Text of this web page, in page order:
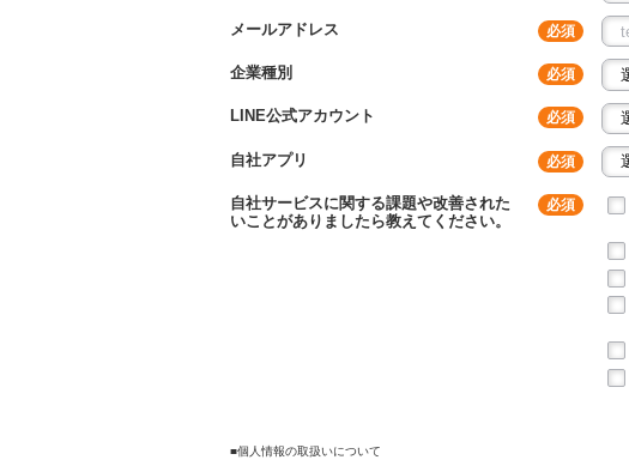
メールアドレス
企業種別
LINE公式アカウント
自社アプリ
自社サービスに関する課題や改善された
いことがありましたら教えてください。
■個人情報の取扱いについて